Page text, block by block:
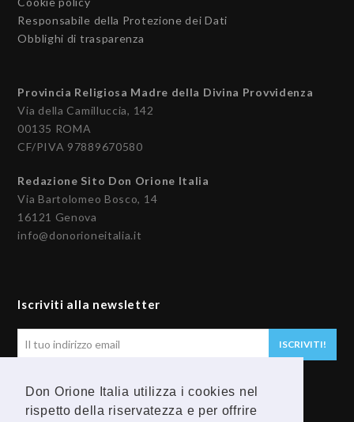
Don Orione Italia utilizza i cookies nel
rispetto della riservatezza e per offrire
Responsabile della Protezione dei Dati
Obblighi di trasparenza
Provincia Religiosa Madre della Divina Provvidenza
Via della Camilluccia, 142
00135 ROMA
CF/PIVA 97889670580
Redazione Sito Don Orione Italia
Via Bartolomeo Bosco, 14
16121 Genova
info@donorioneitalia.it
Iscriviti alla newsletter
email
ISCRIVITI!
Seguici